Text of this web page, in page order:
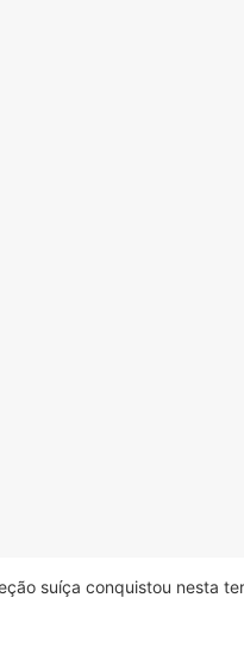
suíça conquistou nesta